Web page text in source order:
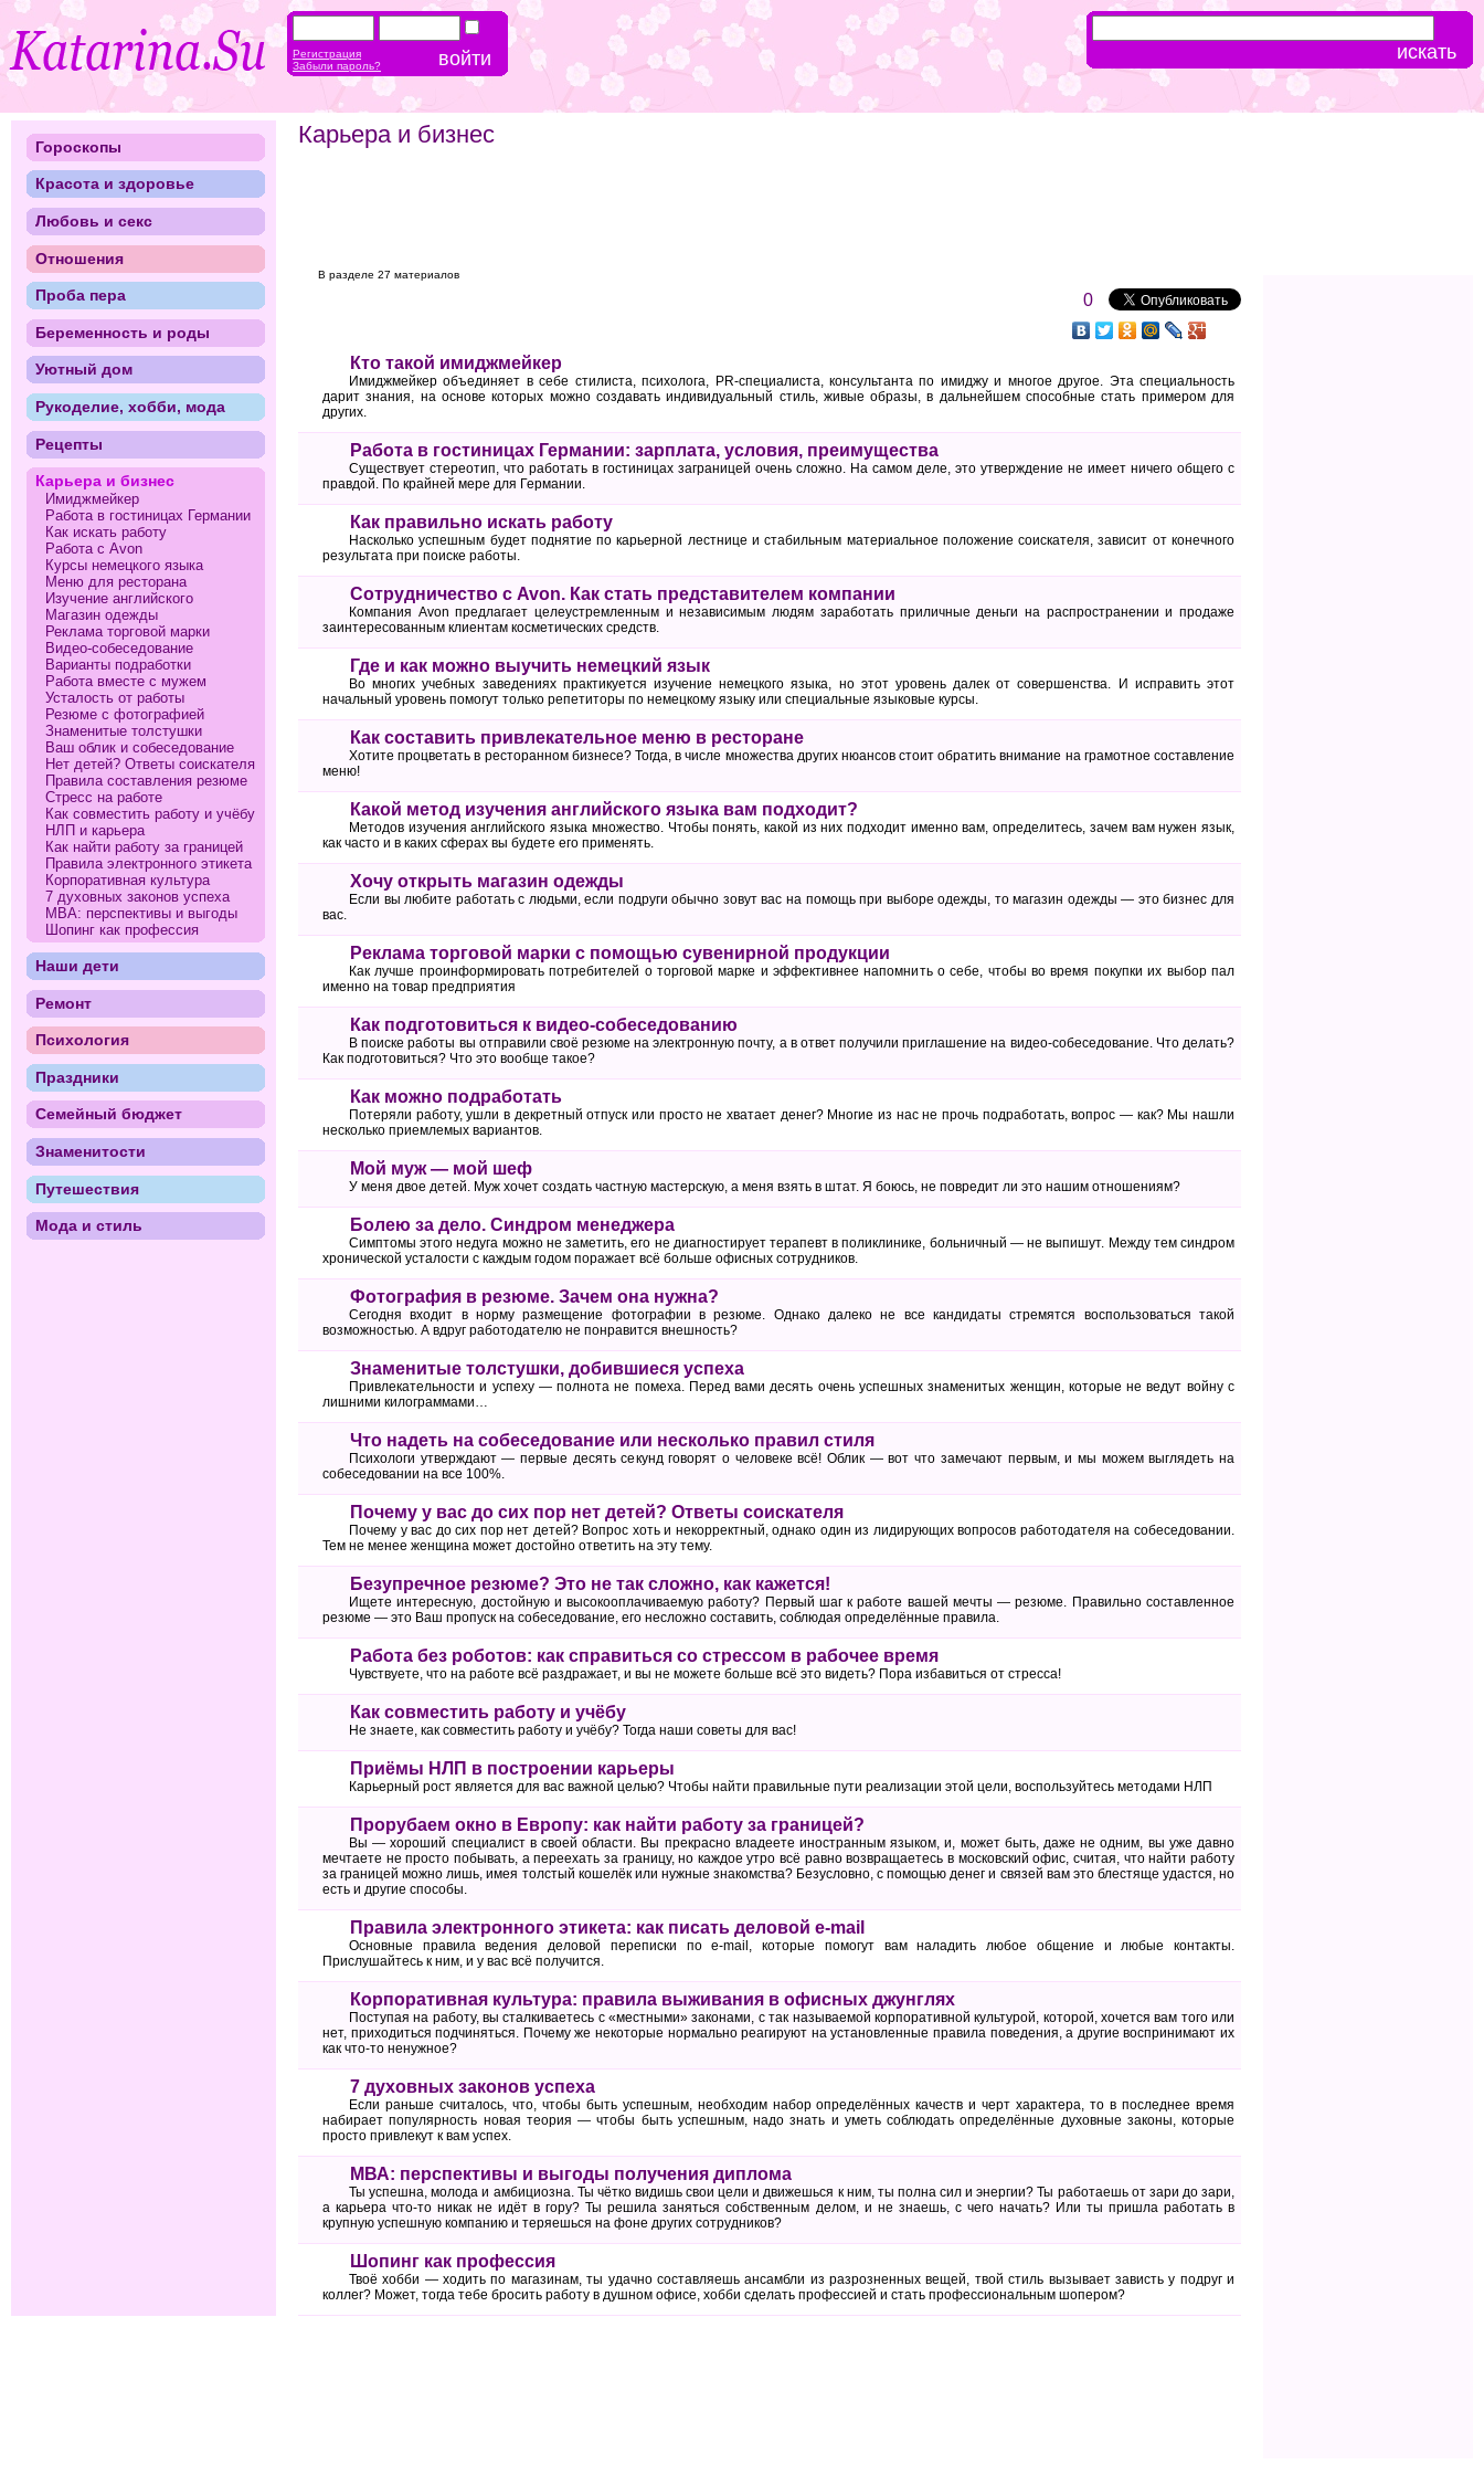
Карьера и бизнес
В разделе 27 материалов
0
Кто такой имиджмейкер
Имиджмейкер объединяет в себе стилиста, психолога, PR-специалиста, консультанта по имиджу и многое другое. Эта специальность
дарит знания, на основе которых можно создавать индивидуальный стиль, живые образы, в дальнейшем способные стать примером для
других.
Работа в гостиницах Германии: зарплата, условия, преимущества
Существует стереотип, что работать в гостиницах заграницей очень сложно. На самом деле, это утверждение не имеет ничего общего с
правдой. По крайней мере для Германии.
Как правильно искать работу
Насколько успешным будет поднятие по карьерной лестнице и стабильным материальное положение соискателя, зависит от конечного
результата при поиске работы.
Сотрудничество с Avon. Как стать представителем компании
Компания Avon предлагает целеустремленным и независимым людям заработать приличные деньги на распространении и продаже
заинтересованным клиентам косметических средств.
Где и как можно выучить немецкий язык
Во многих учебных заведениях практикуется изучение немецкого языка, но этот уровень далек от совершенства. И исправить этот
начальный уровень помогут только репетиторы по немецкому языку или специальные языковые курсы.
Как составить привлекательное меню в ресторане
Хотите процветать в ресторанном бизнесе? Тогда, в числе множества других нюансов стоит обратить внимание на грамотное составление
меню!
Какой метод изучения английского языка вам подходит?
Методов изучения английского языка множество. Чтобы понять, какой из них подходит именно вам, определитесь, зачем вам нужен язык,
как часто и в каких сферах вы будете его применять.
Хочу открыть магазин одежды
Если вы любите работать с людьми, если подруги обычно зовут вас на помощь при выборе одежды, то магазин одежды — это бизнес для
вас.
Реклама торговой марки с помощью сувенирной продукции
Как лучше проинформировать потребителей о торговой марке и эффективнее напомнить о себе, чтобы во время покупки их выбор пал
именно на товар предприятия
Как подготовиться к видео-собеседованию
В поиске работы вы отправили своё резюме на электронную почту, а в ответ получили приглашение на видео-собеседование. Что делать?
Как подготовиться? Что это вообще такое?
Как можно подработать
Потеряли работу, ушли в декретный отпуск или просто не хватает денег? Многие из нас не прочь подработать, вопрос — как? Мы нашли
несколько приемлемых вариантов.
Мой муж — мой шеф
У меня двое детей. Муж хочет создать частную мастерскую, а меня взять в штат. Я боюсь, не повредит ли это нашим отношениям?
Болею за дело. Синдром менеджера
Симптомы этого недуга можно не заметить, его не диагностирует терапевт в поликлинике, больничный — не выпишут. Между тем синдром
хронической усталости с каждым годом поражает всё больше офисных сотрудников.
Фотография в резюме. Зачем она нужна?
Сегодня входит в норму размещение фотографии в резюме. Однако далеко не все кандидаты стремятся воспользоваться такой
возможностью. А вдруг работодателю не понравится внешность?
Знаменитые толстушки, добившиеся успеха
Привлекательности и успеху — полнота не помеха. Перед вами десять очень успешных знаменитых женщин, которые не ведут войну с
лишними килограммами…
Что надеть на собеседование или несколько правил стиля
Психологи утверждают — первые десять секунд говорят о человеке всё! Облик — вот что замечают первым, и мы можем выглядеть на
собеседовании на все 100%.
Почему у вас до сих пор нет детей? Ответы соискателя
Почему у вас до сих пор нет детей? Вопрос хоть и некорректный, однако один из лидирующих вопросов работодателя на собеседовании.
Тем не менее женщина может достойно ответить на эту тему.
Безупречное резюме? Это не так сложно, как кажется!
Ищете интересную, достойную и высокооплачиваемую работу? Первый шаг к работе вашей мечты — резюме. Правильно составленное
резюме — это Ваш пропуск на собеседование, его несложно составить, соблюдая определённые правила.
Работа без роботов: как справиться со стрессом в рабочее время
Чувствуете, что на работе всё раздражает, и вы не можете больше всё это видеть? Пора избавиться от стресса!
Как совместить работу и учёбу
Не знаете, как совместить работу и учёбу? Тогда наши советы для вас!
Приёмы НЛП в построении карьеры
Карьерный рост является для вас важной целью? Чтобы найти правильные пути реализации этой цели, воспользуйтесь методами НЛП
Прорубаем окно в Европу: как найти работу за границей?
Вы — хороший специалист в своей области. Вы прекрасно владеете иностранным языком, и, может быть, даже не одним, вы уже давно
мечтаете не просто побывать, а переехать за границу, но каждое утро всё равно возвращаетесь в московский офис, считая, что найти работу
за границей можно лишь, имея толстый кошелёк или нужные знакомства? Безусловно, с помощью денег и связей вам это блестяще удастся, но
есть и другие способы.
Правила электронного этикета: как писать деловой e-mail
Основные правила ведения деловой переписки по e-mail, которые помогут вам наладить любое общение и любые контакты.
Прислушайтесь к ним, и у вас всё получится.
Корпоративная культура: правила выживания в офисных джунглях
Поступая на работу, вы сталкиваетесь с «местными» законами, с так называемой корпоративной культурой, которой, хочется вам того или
нет, приходиться подчиняться. Почему же некоторые нормально реагируют на установленные правила поведения, а другие воспринимают их
как что-то ненужное?
7 духовных законов успеха
Если раньше считалось, что, чтобы быть успешным, необходим набор определённых качеств и черт характера, то в последнее время
набирает популярность новая теория — чтобы быть успешным, надо знать и уметь соблюдать определённые духовные законы, которые
просто привлекут к вам успех.
МВА: перспективы и выгоды получения диплома
Ты успешна, молода и амбициозна. Ты чётко видишь свои цели и движешься к ним, ты полна сил и энергии? Ты работаешь от зари до зари,
а карьера что-то никак не идёт в гору? Ты решила заняться собственным делом, и не знаешь, с чего начать? Или ты пришла работать в
крупную успешную компанию и теряешься на фоне других сотрудников?
Шопинг как профессия
Твоё хобби — ходить по магазинам, ты удачно составляешь ансамбли из разрозненных вещей, твой стиль вызывает зависть у подруг и
коллег? Может, тогда тебе бросить работу в душном офисе, хобби сделать профессией и стать профессиональным шопером?
Гороскопы
Красота и здоровье
Любовь и секс
Отношения
Проба пера
Беременность и роды
Уютный дом
Рукоделие, хобби, мода
Рецепты
Карьера и бизнес
Имиджмейкер
Работа в гостиницах Германии
Как искать работу
Работа с Avon
Курсы немецкого языка
Меню для ресторана
Изучение английского
Магазин одежды
Реклама торговой марки
Видео-собеседование
Варианты подработки
Работа вместе с мужем
Усталость от работы
Резюме с фотографией
Знаменитые толстушки
Ваш облик и собеседование
Нет детей? Ответы соискателя
Правила составления резюме
Стресс на работе
Как совместить работу и учёбу
НЛП и карьера
Как найти работу за границей
Правила электронного этикета
Корпоративная культура
7 духовных законов успеха
МВА: перспективы и выгоды
Шопинг как профессия
Наши дети
Ремонт
Психология
Праздники
Семейный бюджет
Знаменитости
Путешествия
Мода и стиль
Регистрация
Забыли пароль?